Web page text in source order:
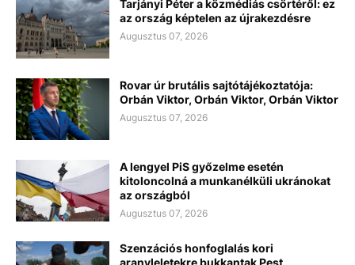
Tarjányi Péter a közmédiás csörtéről: ez
az ország képtelen az újrakezdésre
Augusztus 07, 2026
Rovar úr brutális sajtótájékoztatója:
Orbán Viktor, Orbán Viktor, Orbán Viktor
Augusztus 07, 2026
A lengyel PiS győzelme esetén
kitoloncolná a munkanélküli ukránokat
az országból
Augusztus 07, 2026
Szenzációs honfoglalás kori
aranyleletekre bukkantak Pest